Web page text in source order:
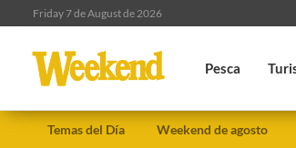
Friday 7 de August de 2026
Pesca
Temas del Día Weekend de agosto